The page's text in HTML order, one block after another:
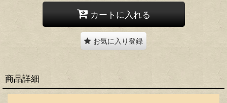
カートに入れる
お気に入り登録
商品詳細